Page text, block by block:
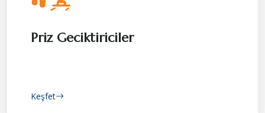
Priz Geciktiriciler
Keşfet